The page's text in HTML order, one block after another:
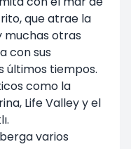
que atrae la
muchas otras
con sus
últimos tiempos.
como la
Life Valley y el
varios